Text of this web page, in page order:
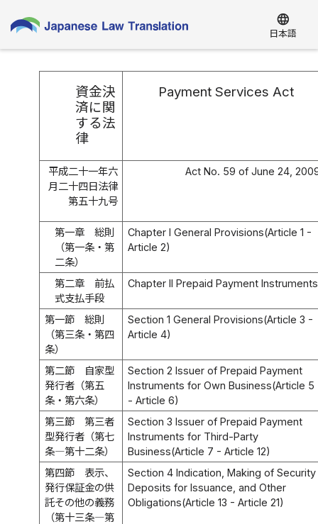
language
日本語
資金決
済に関
する法
律
Payment Services Act
平成二十一年六
月二十四日法律
第五十九号
Act No. 59 of June 24,
第一章 総則
（第一条・第
二条）
Chapter I General Provisions(Article 1 -
Article 2)
第二章 前払
式支払手段
Chapter II Prepaid Payment Instruments
第一節 総則
（第三条・第四
条）
Section 1 General Provisions(Article 3 -
Article 4)
第二節 自家型
発行者（第五
条・第六条）
Section 2 Issuer of Prepaid Payment
Instruments for Own Business(Article 5
- Article 6)
第三節 第三者
型発行者（第七
条―第十二条）
Section 3 Issuer of Prepaid Payment
Instruments for Third-Party
Business(Article 7 - Article 12)
第四節 表示、
発行保証金の供
託その他の義務
（第十三条―第
Section 4 Indication, Making of Security
Deposits for Issuance, and Other
Obligations(Article 13 - Article 21)